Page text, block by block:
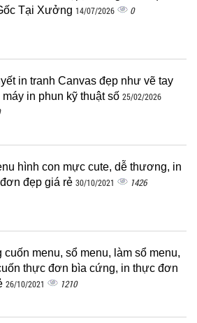
Tại Xưởng 14/07/2026 0
in tranh Canvas đẹp như vẽ tay
máy in phun kỹ thuật số 25/02/2026
hình con mực cute, dễ thương, in
đẹp giá rẻ 30/10/2021 1426
cuốn menu, sổ menu, làm sổ menu,
thực đơn bìa cứng, in thực đơn
26/10/2021 1210